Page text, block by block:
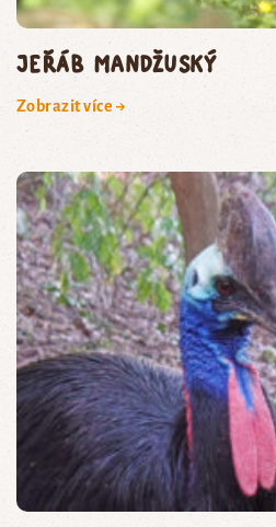
jeřáb mandžuský
Zobrazit více →